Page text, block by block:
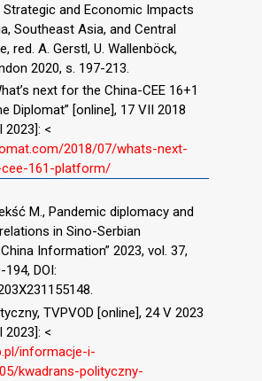
Strategic and Economic Impacts
Southeast Asia, and Central
red. A. Gerstl, U. Wallenböck,
2020, s. 197-213.
next for the China-CEE 16+1
Diplomat” [online], 17 VII 2018
2023]: <
2018/07/whats-next-
161-platform/
M., Pandemic diplomacy and
in Sino-Serbian
Information” 2023, vol. 37,
DOI:
TVPVOD [online], 24 V 2023
2023]: <
informacje-i-
kwadrans-polityczny-